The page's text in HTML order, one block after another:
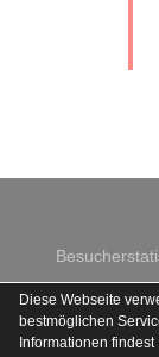
Diese Webseite
bestmöglichen
Informationen findest